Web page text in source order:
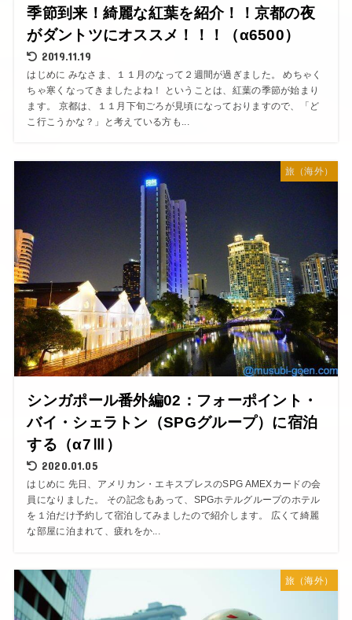
季節到来！綺麗な紅葉を紹介！！京都の夜
がダントツにオススメ！！！（α6500）
2019.11.19
はじめに みなさま、１１月のなって２週間が過ぎました。 めちゃく
ちゃ寒くなってきましたよね！ ということは、紅葉の季節が始まり
ます。 京都は、１１月下旬ごろが見頃になっておりますので、「ど
こ行こうかな？」と考えている方も...
旅（海外）
シンガポール番外編02：フォーポイント・
バイ・シェラトン（SPGグループ）に宿泊
する（α7Ⅲ）
2020.01.05
はじめに 先日、アメリカン・エキスプレスのSPG AMEXカードの会
員になりました。 その記念もあって、SPGホテルグループのホテル
を１泊だけ予約して宿泊してみましたので紹介します。 広くて綺麗
な部屋に泊まれて、疲れをか...
旅（海外）